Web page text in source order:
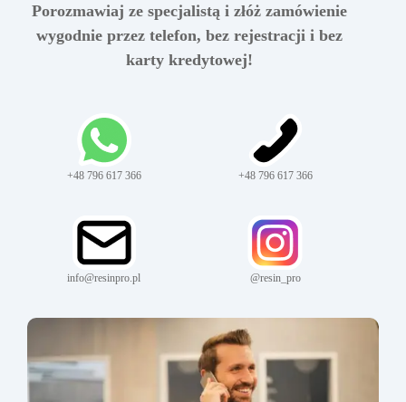
Porozmawiaj ze specjalistą i złóż zamówienie
wygodnie przez telefon, bez rejestracji i bez
karty kredytowej!
+48 796 617 366 +48 796 617 366
info@resinpro.pl @resin_pro